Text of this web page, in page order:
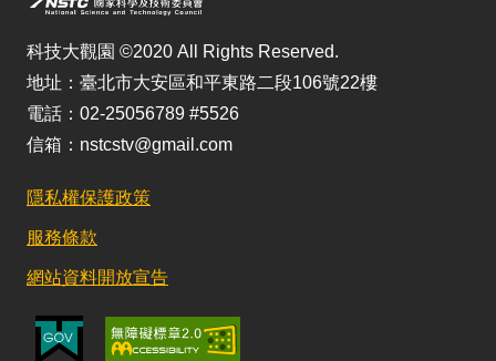
科技大觀園 ©2020 All Rights Reserved.
地址：臺北市大安區和平東路二段106號22樓
電話：02-25056789 #5526
信箱：nstcstv@gmail.com
隱私權保護政策
服務條款
網站資料開放宣告